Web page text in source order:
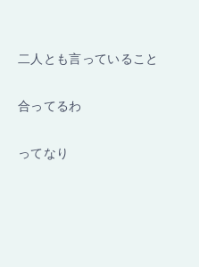
二人とも言っていること
合ってるわ
ってなり